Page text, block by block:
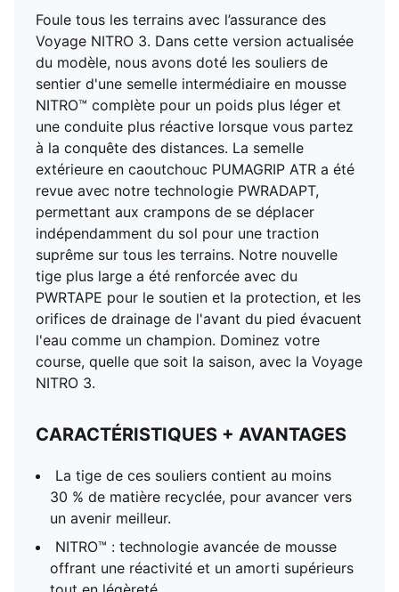
orifices de drainage de l'avant du pied évacuent l'eau
comme un champion. Dominez votre course, quelle
que soit la saison, avec la Voyage NITRO 3.
CARACTÉRISTIQUES + AVANTAGES
La tige de ces souliers contient au moins 30 % de
matière recyclée, pour avancer vers un avenir meilleur.
NITRO™ : technologie avancée de mousse offrant une
réactivité et un amorti supérieurs tout en légèreté.
PUMAGRIP ATR : Composé de caoutchouc performant
prêt à l'emploi pour une adhérence sur la glace, dans
la boue et toute autre surface difficile
PWRADAPT : Permet aux crampons de se déplacer
indépendamment du sol pour une meilleure traction
sur des terrains variés et dans des conditions
météorologiques diverses.
DÉTAILS
Tige en monomaille respirante avec renforts PWRTAPE
Système d'ajustement adaptatif offrant un verrouillage
sûr au niveau du milieu du pied
Semelle intercalaire en mousse NITRO™
le soutien de la cheville
Semelle extérieure PUMAGRIP ATR avec crampons
PWRADAPT pour un support multi-terrain et multi-
météo.
Niveau d’amorti : Max
Pronation des souliers : Neutre
Foule tous les terrains avec l’assurance des
Voyage NITRO 3. Dans cette version actualisée
du modèle, nous avons doté les souliers de
sentier d'une semelle intermédiaire en mousse
NITRO™ complète pour un poids plus léger et
une conduite plus réactive lorsque vous partez
à la conquête des distances. La semelle
extérieure en caoutchouc PUMAGRIP ATR a été
revue avec notre technologie PWRADAPT,
permettant aux crampons de se déplacer
indépendamment du sol pour une traction
suprême sur tous les terrains. Notre nouvelle
tige plus large a été renforcée avec du
PWRTAPE pour le soutien et la protection, et les
orifices de drainage de l'avant du pied évacuent
l'eau comme un champion. Dominez votre
course, quelle que soit la saison, avec la Voyage
NITRO 3.
CARACTÉRISTIQUES + AVANTAGES
La tige de ces souliers contient au moins
30 % de matière recyclée, pour avancer vers
un avenir meilleur.
NITRO™ : technologie avancée de mousse
offrant une réactivité et un amorti supérieurs